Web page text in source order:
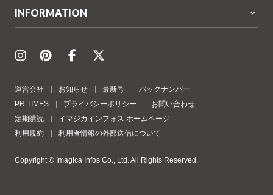
INFORMATION
運営会社 お知らせ 最新号
バックナンバー
PR TIMES
プライバシーポリシー
お問い合わせ
定期購読
イマジカインフォス ホームページ
利用規約
利用者情報の外部送信について
Copyright © Imagica Infos Co., Ltd. All Rights Reserved.